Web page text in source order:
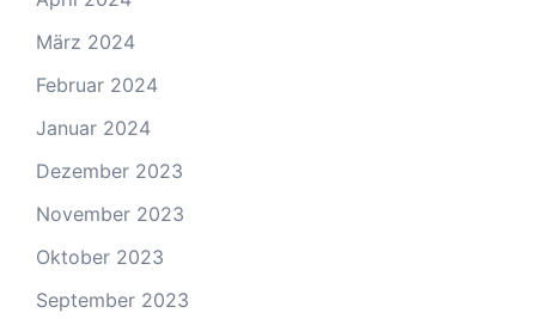
März 2024
Februar 2024
Januar 2024
Dezember 2023
November 2023
Oktober 2023
September 2023